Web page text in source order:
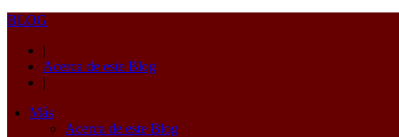
BLOG
|
Acerca de este Blog
|
Más
Acerca de este Blog